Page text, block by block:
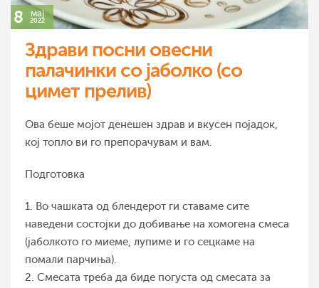
8 мај
2022
Здрави посни овесни
палачинки со јаболко (со
цимет прелив)
Ова беше мојот денешен здрав и вкусен појадок,
кој топло ви го препорачувам и вам.
Подготовка
1. Во чашката од блендерот ги ставаме сите
наведени состојки до добивање на хомогена смеса
(јаболкото го миеме, лупиме и го сецкаме на
помали парчиња).
2. Смесата треба да биде погуста од смесата за